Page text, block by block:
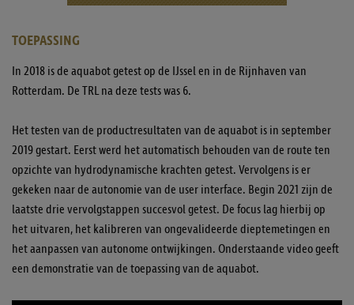
TOEPASSING
In 2018 is de aquabot getest op de IJssel en in de Rijnhaven van
Rotterdam. De TRL na deze tests was 6.
Het testen van de productresultaten van de aquabot is in september
2019 gestart. Eerst werd het automatisch behouden van de route ten
opzichte van hydrodynamische krachten getest. Vervolgens is er
gekeken naar de autonomie van de user interface. Begin 2021 zijn de
laatste drie vervolgstappen succesvol getest. De focus lag hierbij op
het uitvaren, het kalibreren van ongevalideerde dieptemetingen en
het aanpassen van autonome ontwijkingen. Onderstaande video geeft
een demonstratie van de toepassing van de aquabot.